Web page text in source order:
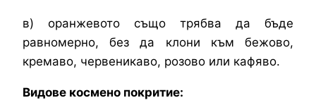
в) оранжевото също трябва да бъде
равномерно, без да клони към бежово,
кремаво, червеникаво, розово или кафяво.
Видове космено покритие: